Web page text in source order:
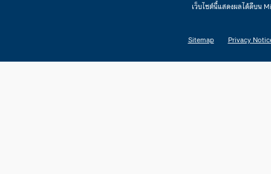
เว็บไซต์นี้แสดงผลได้ดีบน
Sitemap Privacy